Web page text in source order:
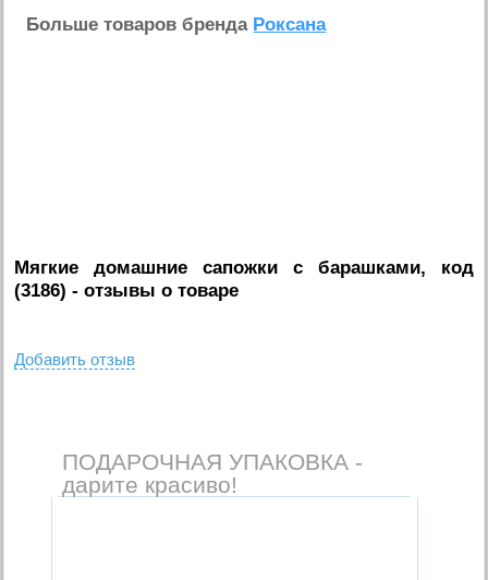
Больше товаров бренда Роксана
Мягкие домашние сапожки с барашками, код
(3186) - отзывы о товаре
Добавить отзыв
ПОДАРОЧНАЯ УПАКОВКА -
дарите красиво!